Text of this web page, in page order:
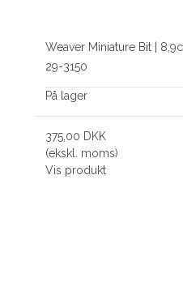
Weaver Miniature Bit |
29-3150
På lager
375,00 DKK
(ekskl. moms)
Vis produkt